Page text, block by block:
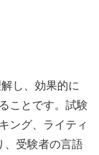
し、効果的に
ことです。試験
ング、ライティ
、受験者の言語